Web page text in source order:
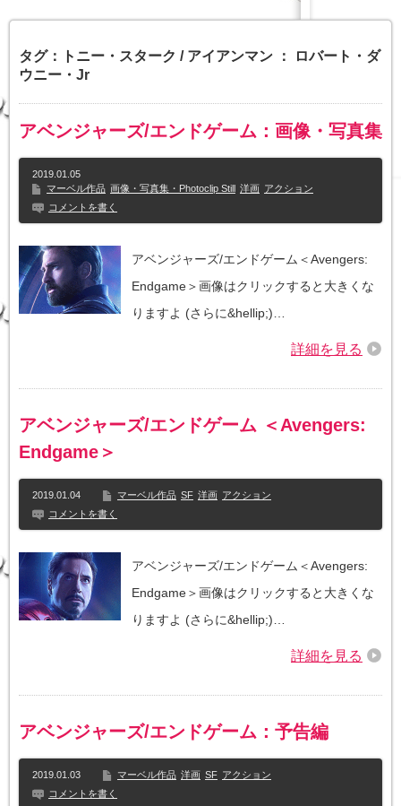
タグ：トニー・スターク / アイアンマン ： ロバート・ダ
ウニー・Jr
アベンジャーズ/エンドゲーム：画像・写真集
2019.01.05
マーベル作品 画像・写真集・Photoclip Still 洋画 アクション
コメントを書く
アベンジャーズ/エンドゲーム＜Avengers:
Endgame＞画像はクリックすると大きくな
りますよ (さらに&hellip;)…
詳細を見る
アベンジャーズ/エンドゲーム ＜Avengers:
Endgame＞
2019.01.04 マーベル作品 SF 洋画 アクション
コメントを書く
アベンジャーズ/エンドゲーム＜Avengers:
Endgame＞画像はクリックすると大きくな
りますよ (さらに&hellip;)…
詳細を見る
アベンジャーズ/エンドゲーム：予告編
2019.01.03 マーベル作品 洋画 SF アクション
コメントを書く